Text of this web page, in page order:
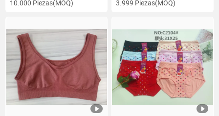
Mangas, Vestido Cuerpo
10.000 Piezas(MOQ) 3.999 Piezas(MOQ)